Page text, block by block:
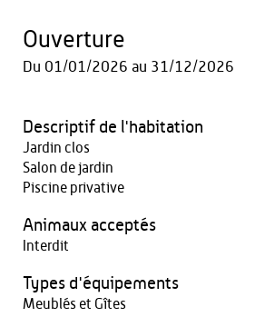
Ouverture
Du 01/01/2026 au 31/12/2026
Descriptif de l'habitation
Jardin clos
Salon de jardin
Piscine privative
Animaux acceptés
Interdit
Types d'équipements
Meublés et Gîtes